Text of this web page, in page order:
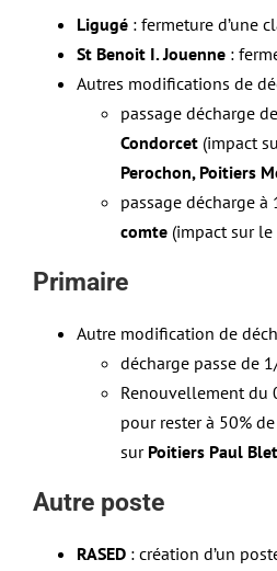
Ligugé : fermeture d’une
St Benoit I. Jouenne :
Autres modifications de
passage décharge
Condorcet (impact
Perochon, Poitiers
passage décharge à
comte (impact sur le
Primaire
Autre modification de
décharge passe de
Renouvellement du
pour rester à 50%
sur Poitiers Paul Blet
Autre poste
RASED : création d’un